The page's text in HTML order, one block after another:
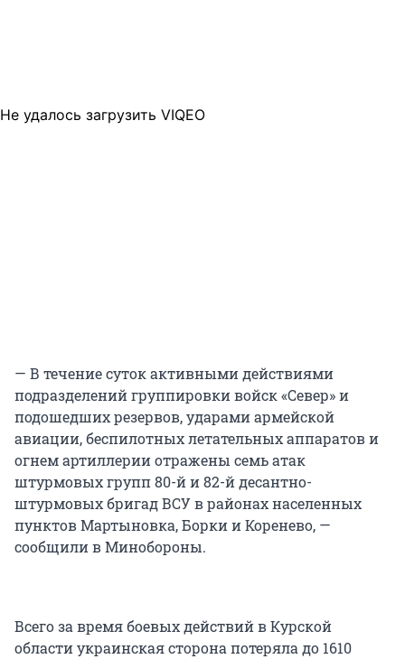
Не удалось загрузить VIQEO
— В течение суток активными действиями
подразделений группировки войск «Север» и
подошедших резервов, ударами армейской
авиации, беспилотных летательных аппаратов и
огнем артиллерии отражены семь атак
штурмовых групп 80-й и 82-й десантно-
штурмовых бригад ВСУ в районах населенных
пунктов Мартыновка, Борки и Коренево, —
сообщили в Минобороны.
Всего за время боевых действий в Курской
области украинская сторона потеряла до 1610